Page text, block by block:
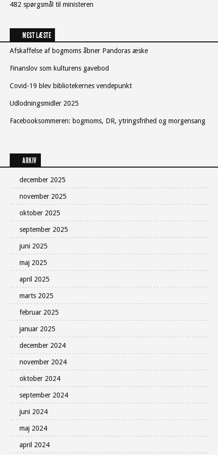
482 spørgsmål til ministeren
MEST LÆSTE
Afskaffelse af bogmoms åbner Pandoras æske
Finanslov som kulturens gavebod
Covid-19 blev bibliotekernes vendepunkt
Udlodningsmidler 2025
Facebooksommeren: bogmoms, DR, ytringsfrihed og morgensang
ARKIV
december 2025
november 2025
oktober 2025
september 2025
juni 2025
maj 2025
april 2025
marts 2025
februar 2025
januar 2025
december 2024
november 2024
oktober 2024
september 2024
juni 2024
maj 2024
april 2024